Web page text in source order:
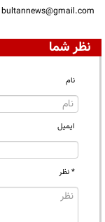
bultannews@gmail.com
نظر شما
نام
ایمیل
* نظر